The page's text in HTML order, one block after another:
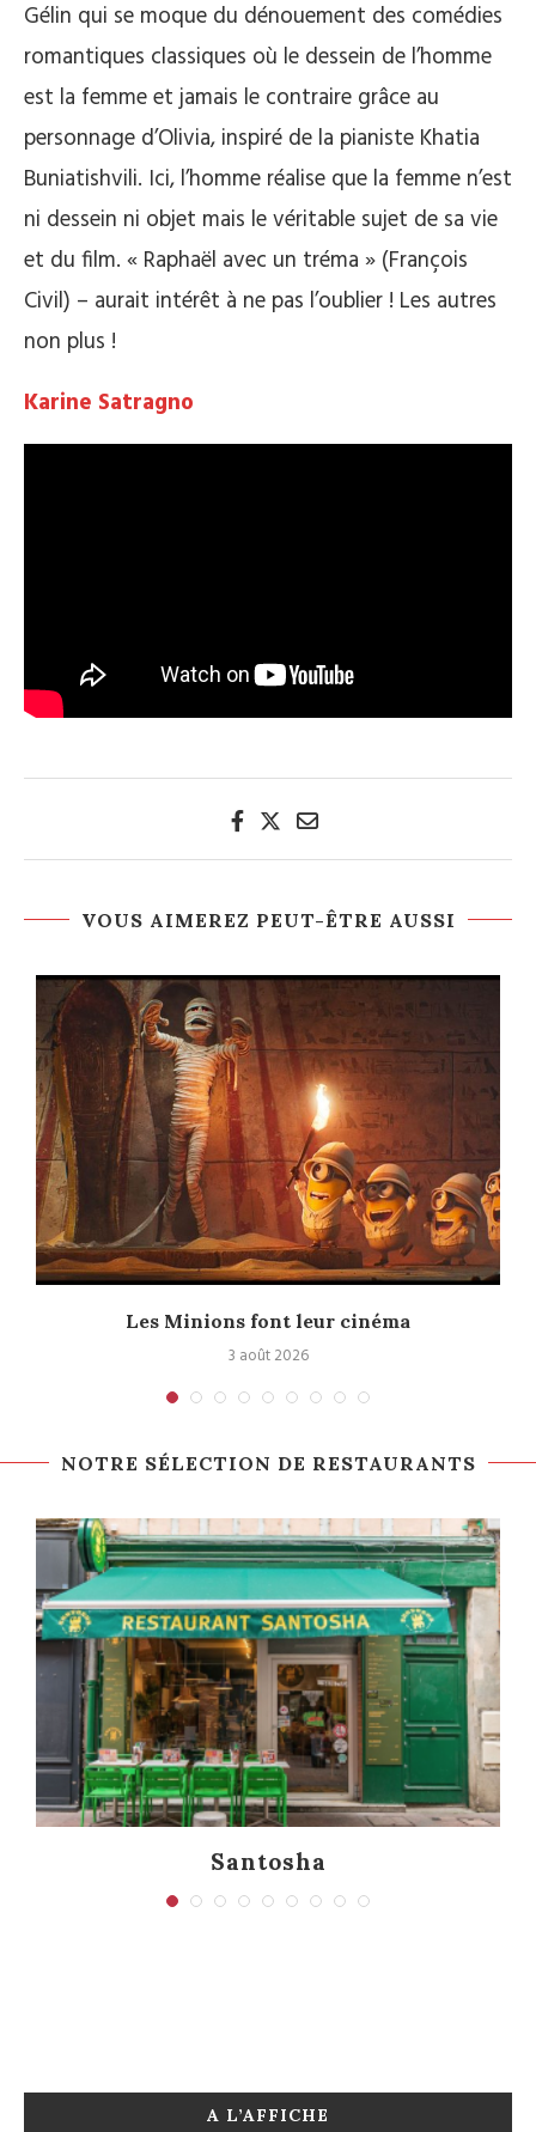
Gélin qui se moque du dénouement des comédies
romantiques classiques où le dessein de l’homme
est la femme et jamais le contraire grâce au
personnage d’Olivia, inspiré de la pianiste Khatia
Buniatishvili. Ici, l’homme réalise que la femme n’est
ni dessein ni objet mais le véritable sujet de sa vie
et du film. « Raphaël avec un tréma » (François
Civil) – aurait intérêt à ne pas l’oublier ! Les autres
non plus !
Karine Satragno
VOUS AIMEREZ PEUT-ÊTRE AUSSI
Les Minions font leur cinéma
3 août 2026
NOTRE SÉLECTION DE RESTAURANTS
Santosha
A L’AFFICHE